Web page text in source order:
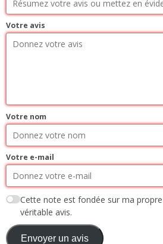
Votre avis
Votre nom
Votre e-mail
Cette note est fondée sur ma
véritable avis.
Envoyer un avis